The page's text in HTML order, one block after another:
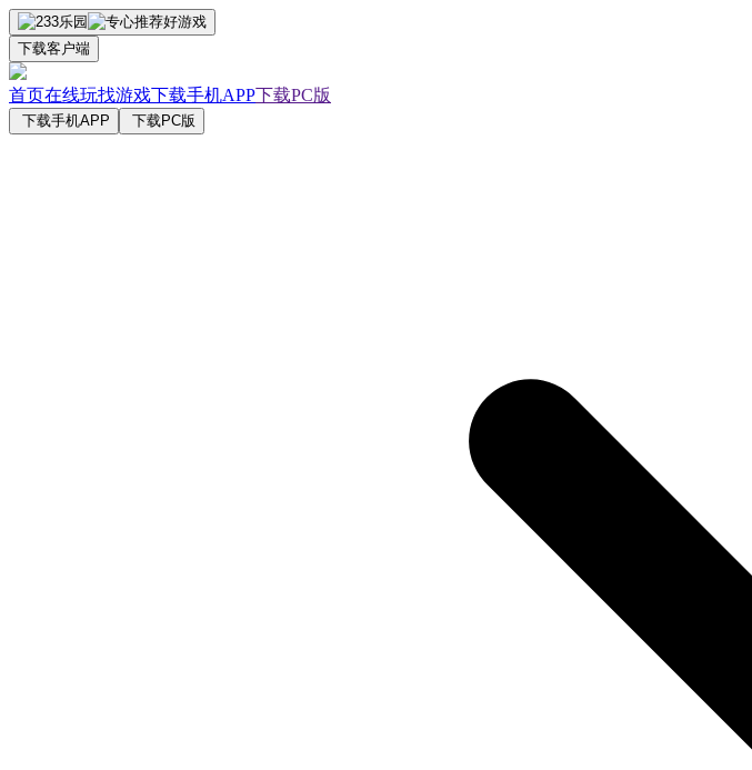
下载客户端
首页在线玩找游戏下载手机APP下载PC版
下载手机APP 下载PC版